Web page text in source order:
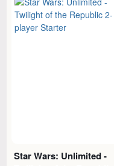
Star Wars: Unlimited -